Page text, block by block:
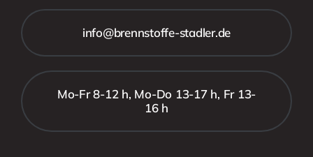
info@brennstoffe-stadler.de
Mo-Fr 8-12 h, Mo-Do 13-17 h, Fr 13-
16 h